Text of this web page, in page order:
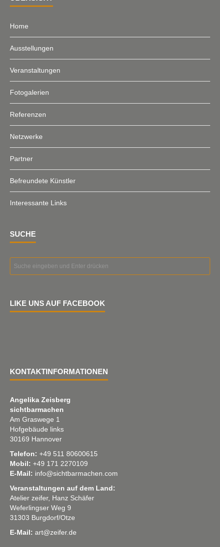
Home
Ausstellungen
Veranstaltungen
Fotogalerien
Referenzen
Netzwerke
Partner
Befreundete Künstler
Interessante Links
SUCHE
LIKE UNS AUF FACEBOOK
KONTAKTINFORMATIONEN
Angelika Zeisberg
sichtbarmachen
Am Graswege 1
Hofgebäude links
30169 Hannover
Telefon: +49 511 80600615
Mobil: +49 171 2270109
E-Mail: info@sichtbarmachen.com
Veranstaltungen auf dem Land:
Atelier zeifer, Hanz Schäfer
Weferlingser Weg 9
31303 Burgdorf/Otze
E-Mail: art@zeifer.de